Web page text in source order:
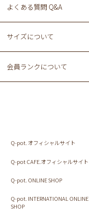
よくある質問 Q&A
サイズについて
会員ランクについて
Q-pot. オフィシャルサイト
Q-pot CAFE.オフィシャルサイト
Q-pot. ONLINE SHOP
Q-pot. INTERNATIONAL ONLINE
SHOP